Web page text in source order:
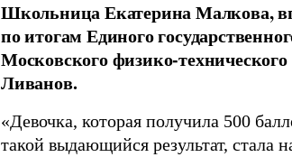
Школьница Екатерина Малкова,
по итогам Единого
Московского физико-
Ливанов.
«Девочка, которая получила 500
такой выдающийся результат, стала